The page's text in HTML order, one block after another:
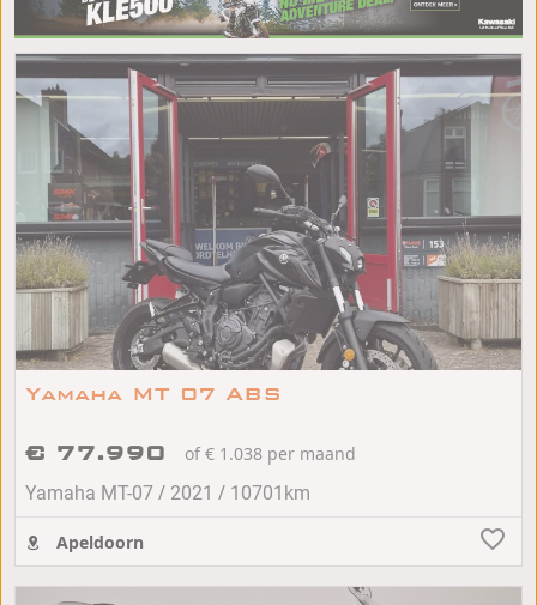
Yamaha MT 07 ABS
€ 77.990
of € 1.038 per maand
Yamaha MT-07 / 2021 / 10701km
Apeldoorn